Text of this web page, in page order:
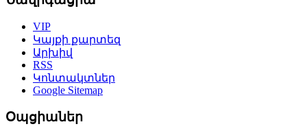
VIP
Կայքի քարտեզ
Արխիվ
RSS
Կոնտակտներ
Google Sitemap
Օպցիաներ